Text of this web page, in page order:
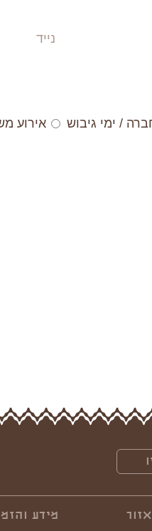
/ ימי גיבוש אירוע
מידע